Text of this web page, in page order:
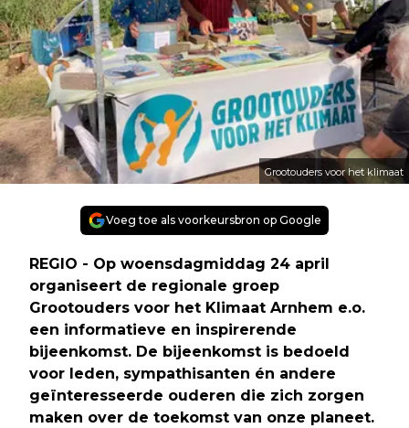
Grootouders voor het klimaat
Voeg toe als voorkeursbron op Google
REGIO - Op woensdagmiddag 24 april
organiseert de regionale groep
Grootouders voor het Klimaat Arnhem e.o.
een informatieve en inspirerende
bijeenkomst. De bijeenkomst is bedoeld
voor leden, sympathisanten én andere
geïnteresseerde ouderen die zich zorgen
maken over de toekomst van onze planeet.